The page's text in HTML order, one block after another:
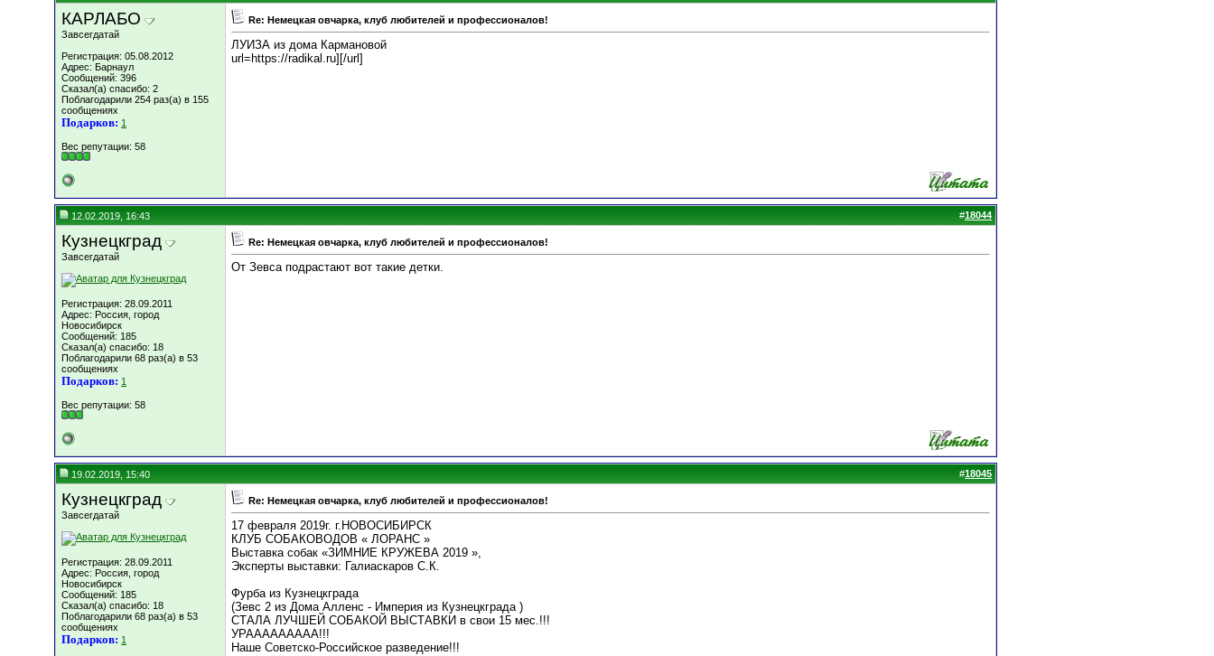
КАРЛАБО
Завсегдатай
Регистрация: 05.08.2012
Адрес: Барнаул
Сообщений: 396
Сказал(а) спасибо: 2
Поблагодарили 254 раз(а) в 155
сообщениях
Подарков: 1
Вес репутации: 58
Re: Немецкая овчарка, клуб любителей и профессионалов!
ЛУИЗА из дома Кармановой
url=https://radikal.ru] [/url]
12.02.2019, 16:43 #18044
Кузнецкград
Завсегдатай
Регистрация: 28.09.2011
Адрес: Россия, город
Новосибирск
Сообщений: 185
Сказал(а) спасибо: 18
Поблагодарили 68 раз(а) в 53
сообщениях
Подарков: 1
Вес репутации: 58
Re: Немецкая овчарка, клуб любителей и профессионалов!
От Зевса подрастают вот такие детки.
19.02.2019, 15:40 #18045
Кузнецкград
Завсегдатай
Регистрация: 28.09.2011
Адрес: Россия, город
Новосибирск
Сообщений: 185
Сказал(а) спасибо: 18
Поблагодарили 68 раз(а) в 53
сообщениях
Подарков: 1
Re: Немецкая овчарка, клуб любителей и профессионалов!
17 февраля 2019г. г.НОВОСИБИРСК
КЛУБ СОБАКОВОДОВ « ЛОРАНС »
Выставка собак «ЗИМНИЕ КРУЖЕВА 2019 »,
Эксперты выставки: Галиаскаров С.К.
Фурба из Кузнецкграда
(Зевс 2 из Дома Алленс - Империя из Кузнецкграда )
СТАЛА ЛУЧШЕЙ СОБАКОЙ ВЫСТАВКИ в свои 15 мес.!!!
УРААААААААА!!!
Наше Советско-Российское разведение!!!